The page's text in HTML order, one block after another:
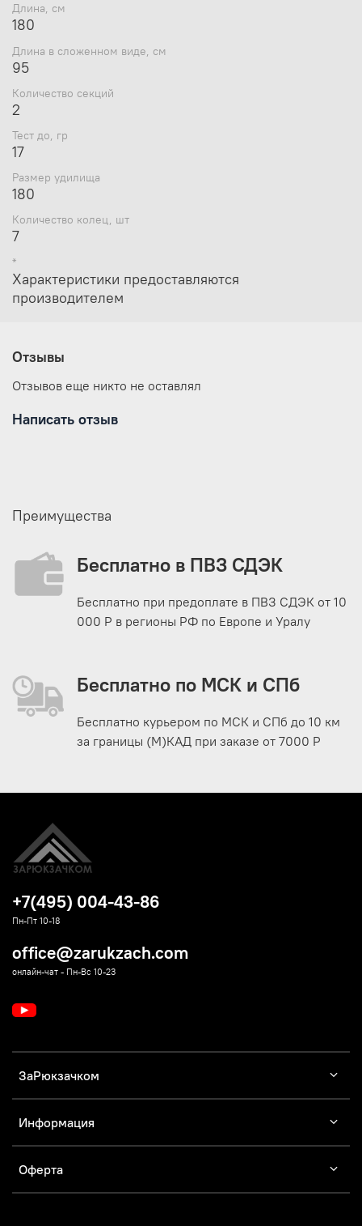
Длина, см
180
Длина в сложенном виде, см
95
Количество секций
2
Тест до, гр
17
Размер удилища
180
Количество колец, шт
7
*
Характеристики предоставляются
производителем
Отзывы
Отзывов еще никто не оставлял
Написать отзыв
Преимущества
Бесплатно в ПВЗ СДЭК
Бесплатно при предоплате в ПВЗ СДЭК от 10
000 Р в регионы РФ по Европе и Уралу
Бесплатно по МСК и СПб
Бесплатно курьером по МСК и СПб до 10 км
за границы (М)КАД при заказе от 7000 Р
ЗаРюкзачком
Информация
Оферта
+7(495) 004-43-86
Пн-Пт 10-18
office@zarukzach.com
онлайн-чат - Пн-Вс 10-23